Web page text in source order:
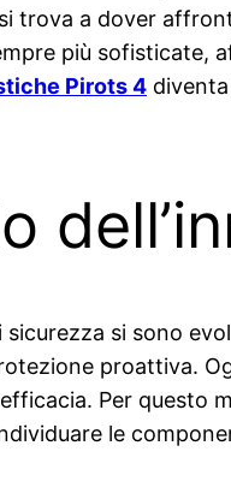
trova a dover
più sofisticate,
Pirots 4
sicurezza si sono
proattiva.
Per questo
le